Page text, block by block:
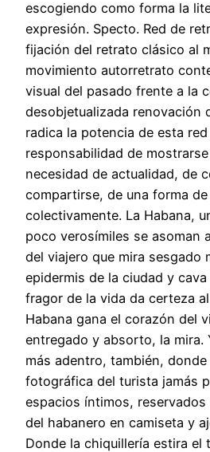
escogiendo como forma la
expresión. Specto. Red de
fijación del retrato clásico al
movimiento autorretrato
visual del pasado frente a la
desobjetualizada renovación
radica la potencia de esta
responsabilidad de
necesidad de actualidad, de
compartirse, de una forma
colectivamente. La Habana,
poco verosímiles se asoman
del viajero que mira sesgado
epidermis de la ciudad y
fragor de la vida da certeza
Habana gana el corazón del
entregado y absorto, la mira.
más adentro, también, donde
fotográfica del turista jamás
espacios íntimos,
del habanero en camiseta y
Donde la chiquillería estira el